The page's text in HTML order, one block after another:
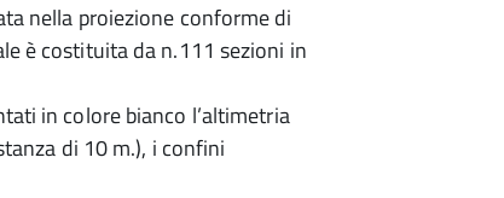
nella proiezione conforme di
è costituita da n.111 sezioni in
in colore bianco l’altimetria
di 10 m.), i confini